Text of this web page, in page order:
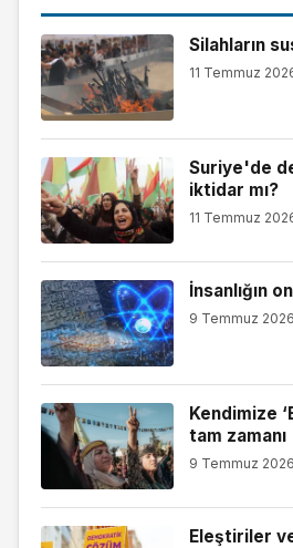
Silahların
11 Temmuz
Suriye'de
iktidar mı?
11 Temmuz
İnsanlığın
9 Temmuz
Kendimize
tam zamanı
9 Temmuz
Eleştiriler